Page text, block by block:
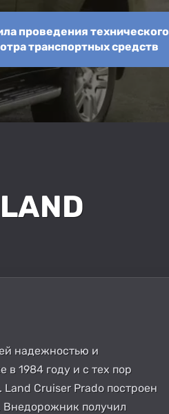
проведения технического
транспортных средств
надежностью и
1984 году и с тех пор
Cruiser Prado построен
Внедорожник получил